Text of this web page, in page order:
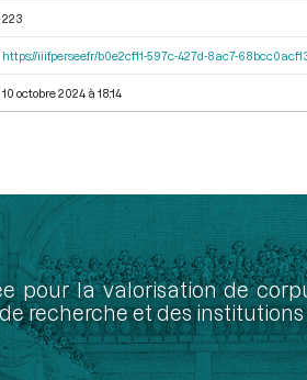
223
https://iiif.persee.fr/b0e2cf11-597c-427d-8ac7-
10 octobre 2024 à 18:14
pour la valorisation de
recherche et des